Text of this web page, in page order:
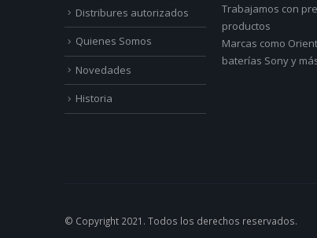
Distribures autorizados
Quienes Somos
Novedades
Historia
Trabajamos con
productos
Marcas como
baterías Sony y
© Copyright 2021. Todos los derechos reservados.